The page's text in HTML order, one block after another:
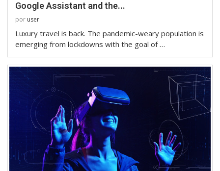
Google Assistant and the...
por user
Luxury travel is back. The pandemic-weary population is
emerging from lockdowns with the goal of …